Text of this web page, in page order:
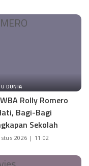
DUNIA
Rolly Romero
Bagi-Bagi
Sekolah
2026 | 11:02